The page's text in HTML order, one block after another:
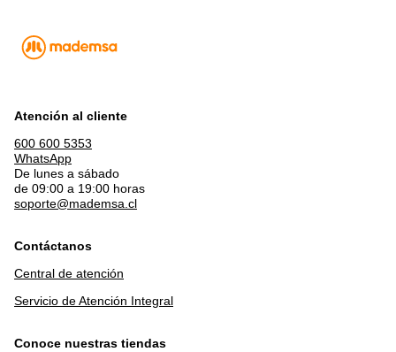
Atención al cliente
600 600 5353
WhatsApp
De lunes a sábado
de 09:00 a 19:00 horas
soporte@mademsa.cl
Contáctanos
Central de atención
Servicio de Atención Integral
Conoce nuestras tiendas